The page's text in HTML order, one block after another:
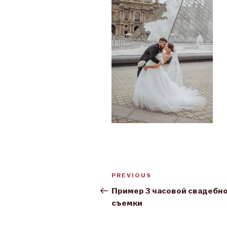
Post
navigation
Previous
Post
PREVIOUS
Пример 3 часовой
съемки